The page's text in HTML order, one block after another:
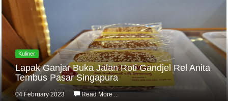
Kuliner
Lapak Ganjar Buka Jalan Roti Gandjel Rel Anita
Tembus Pasar Singapura
04 February 2023 Read More ...